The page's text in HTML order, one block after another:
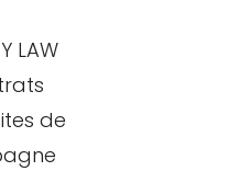
LAW
de